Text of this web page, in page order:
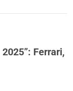
Ferrari,